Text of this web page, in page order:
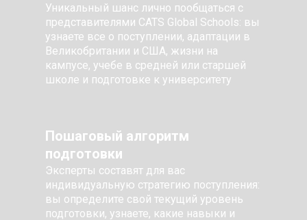
Эксперты составят для вас
индивидуальную стратегию поступления:
вы определите свой текущий уровень
подготовки, узнаете, какие навыки и
Пошаговый алгоритм
подготовки
Уникальный шанс лично пообщаться с
представителями CATS Global Schools: вы
узнаете все о поступлении, адаптации в
Великобритании и США, жизни на
кампусе, учебе в средней или старшей
школе и подготовке к университету